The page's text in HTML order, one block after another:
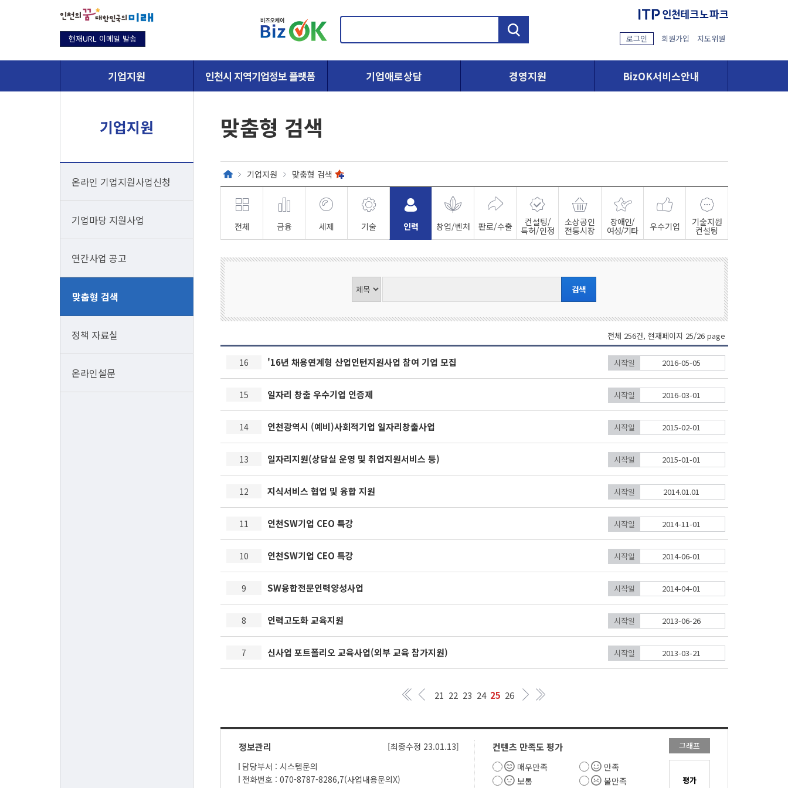
검
현재URL 이메일 발송
기업지원 인천시 지역기업정보 플랫폼 기업애로상담 경영지원 BizOK서비스안내
로그인 회원가입 지도위원
기업지원
온라인 기업지원사업신청
기업마당 지원사업
연간사업 공고
맞춤형 검색
정책 자료실
온라인설문
맞춤형 검색
기업지원 맞춤형 검색
전체 금융 세제 기술 인력 창업/벤처 판로/수출 컨설팅/
특허/인정
소상공인
전통시장
장애인/
여성/기타 우수기업 기술지원
컨설팅
전체 256건, 현재페이지 25/26 page
16 '16년 채용연계형 산업인턴지원사업 참여 기업 모집 시작일 2016-05-05
15 일자리 창출 우수기업 인증제 시작일 2016-03-01
14 인천광역시 (예비)사회적기업 일자리창출사업 시작일 2015-02-01
13 일자리지원(상담실 운영 및 취업지원서비스 등) 시작일 2015-01-01
12 지식서비스 협업 및 융합 지원 시작일 2014.01.01
11 인천SW기업 CEO 특강 시작일 2014-11-01
10 인천SW기업 CEO 특강 시작일 2014-06-01
9 SW융합전문인력양성사업 시작일 2014-04-01
8 인력고도화 교육지원 시작일 2013-06-26
7 신사업 포트폴리오 교육사업(외부 교육 참가지원) 시작일 2013-03-21
21 22 23 24 25 26
정보관리
[최종수정 23.01.13]
담당부서 : 시스템문의
전화번호 : 070-8787-8286,7(사업내용문의X)
컨텐츠 만족도 평가 그래프
매우만족
만족
보통
불만족